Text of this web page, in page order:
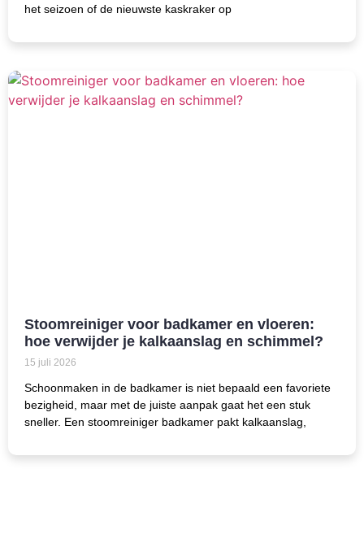
het seizoen of de nieuwste kaskraker op
Stoomreiniger voor badkamer en vloeren:
hoe verwijder je kalkaanslag en schimmel?
15 juli 2026
Schoonmaken in de badkamer is niet bepaald een favoriete
bezigheid, maar met de juiste aanpak gaat het een stuk
sneller. Een stoomreiniger badkamer pakt kalkaanslag,